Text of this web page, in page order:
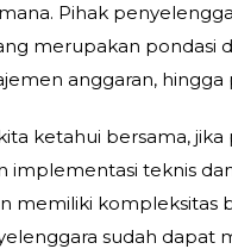
Pihak
merupakan pondasi
anggaran,
ketahui bersama,
implementasi teknis
memiliki kompleksitas
sudah dapat